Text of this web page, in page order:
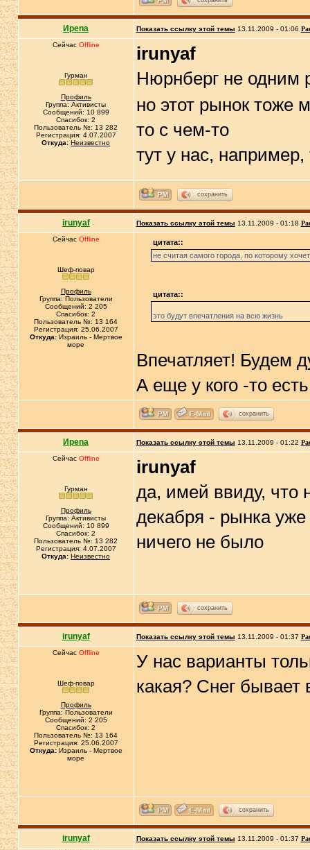
Иpena Показать ссылку этой темы 13.11.2009 - 01:06
Сейчас Offline
Гурман
Профиль
Группа: Активисты
Сообщений: 10 899
Спасибок: 2
Пользователь №: 13 282
Регистрация: 4.07.2007
Откуда: Неизвестно
irunyaf
Нюрнберг не
но этот рынок тоже
то с чем-то
тут у нас,
сохранить
irunyaf Показать ссылку этой темы 13.11.2009 - 01:18
Сейчас Offline
Шеф-повар
Профиль
Группа: Пользователи
Сообщений: 2 205
Спасибок: 2
Пользователь №: 13 164
Регистрация: 25.06.2007
Откуда:Израиль - Мертвое
море
цитата::
не считая самого города, по которому
цитата::
это будут впечатления на всю жизнь
Впечатляет! Будем
А еще у кого -то
сохранить
Иpena Показать ссылку этой темы 13.11.2009 - 01:22
Сейчас Offline
Гурман
Профиль
Группа: Активисты
Сообщений: 10 899
Спасибок: 2
Пользователь №: 13 282
Регистрация: 4.07.2007
Откуда: Неизвестно
irunyaf
да, имей ввиду, что
декабря - рынка уже
ничего не было
сохранить
irunyaf Показать ссылку этой темы 13.11.2009 - 01:37
Сейчас Offline
Шеф-повар
Профиль
Группа: Пользователи
Сообщений: 2 205
Спасибок: 2
Пользователь №: 13 164
Регистрация: 25.06.2007
Откуда:Израиль - Мертвое
море
У нас варианты
какая? Снег бывает
сохранить
irunyaf Показать ссылку этой темы 13.11.2009 - 01:37